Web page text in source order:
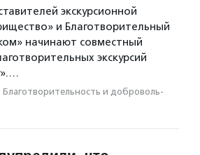
экскурсионной
и Благотворительный
начинают совместный
экскурсий
Благотвори­тель­ность и доброволь­